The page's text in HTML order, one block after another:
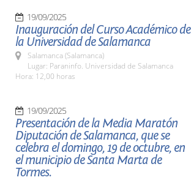
19/09/2025
Inauguración del Curso Académico de
la Universidad de Salamanca
Salamanca (Salamanca)
Lugar: Paraninfo. Universidad de Salamanca
Hora: 12,00 horas
19/09/2025
Presentación de la Media Maratón
Diputación de Salamanca, que se
celebra el domingo, 19 de octubre, en
el municipio de Santa Marta de
Tormes.